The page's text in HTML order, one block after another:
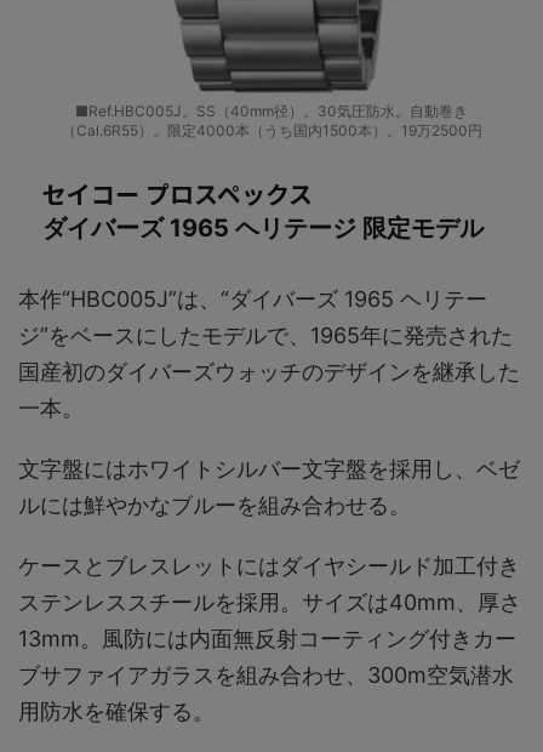
■Ref.HBC005J。SS（40mm径）。30気圧防水。自動巻き
（Cal.6R55）。限定4000本（うち国内1500本）。19万2500円
セイコー プロスペックス
ダイバーズ 1965 ヘリテージ 限定モデル
本作“HBC005J”は、“ダイバーズ 1965 ヘリテー
ジ”をベースにしたモデルで、1965年に発売された
国産初のダイバーズウォッチのデザインを継承した
一本。
文字盤にはホワイトシルバー文字盤を採用し、ベゼ
ルには鮮やかなブルーを組み合わせる。
ケースとブレスレットにはダイヤシールド加工付き
ステンレススチールを採用。サイズは40mm、厚さ
13mm。風防には内面無反射コーティング付きカー
ブサファイアガラスを組み合わせ、300m空気潜水
用防水を確保する。